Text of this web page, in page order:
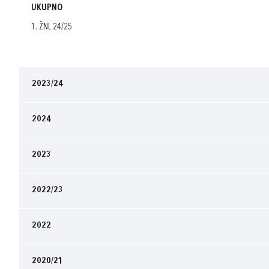
UKUPNO
1. ŽNL 24/25
2023/24
2024
2023
2022/23
2022
2020/21